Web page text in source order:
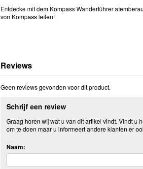
Entdecke mit dem Kompass Wanderführer
von Kompass leiten!
Reviews
Geen reviews gevonden voor dit product.
Schrijf een review
Graag horen wij wat u van dit artikel vindt. Vindt u
om te doen maar u informeert andere klanten er
Naam: